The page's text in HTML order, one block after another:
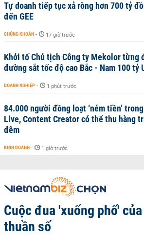
Tự doanh tiếp tục xả ròng hơn 700 tỷ
đến GEE
CHỨNG KHOÁN - 17 giờ trước
Khởi tố Chủ tịch Công ty Mekolor từng
đường sắt tốc độ cao Bắc - Nam 100 tỷ
DOANH NGHIỆP - 1 phút trước
84.000 người đồng loạt ‘ném tiền’
Live, Content Creator có thể thu hàng
đêm
KINH DOANH - 1 giờ trước
Cuộc đua 'xuống phố'
thuần số